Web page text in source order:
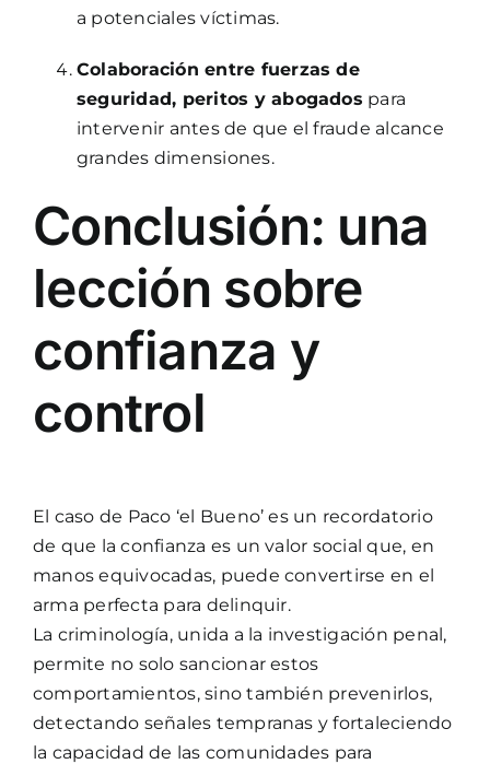
a potenciales víctimas.
Colaboración entre fuerzas de
seguridad, peritos y abogados para
intervenir antes de que el fraude alcance
grandes dimensiones.
Conclusión: una
lección sobre
confianza y
control
El caso de Paco ‘el Bueno’ es un recordatorio
de que la confianza es un valor social que, en
manos equivocadas, puede convertirse en el
arma perfecta para delinquir.
La criminología, unida a la investigación penal,
permite no solo sancionar estos
comportamientos, sino también prevenirlos,
detectando señales tempranas y fortaleciendo
la capacidad de las comunidades para